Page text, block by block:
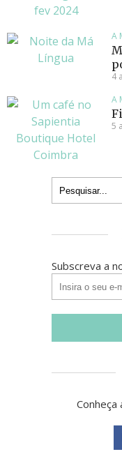
A
4
A
5
Subscreva a
Conheça